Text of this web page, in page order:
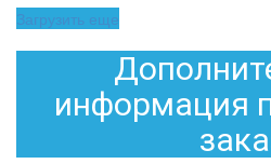
Загрузить еще
информация